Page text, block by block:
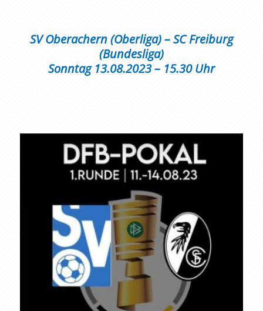
SV Oberachern (Oberliga) – SC Freiburg
(Bundesliga)
Sonntag 13.08.2023 – 15.30 Uhr